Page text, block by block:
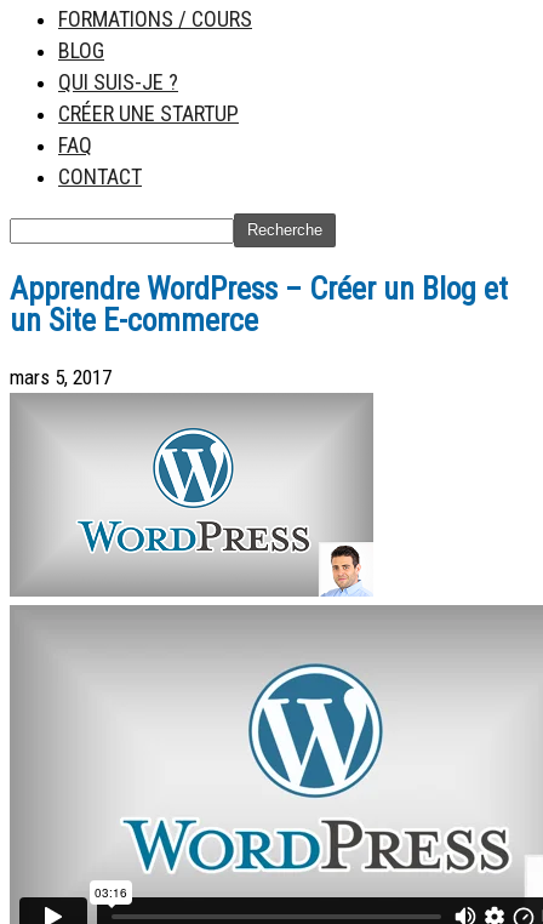
FORMATIONS / COURS
BLOG
QUI SUIS-JE ?
CRÉER UNE STARTUP
FAQ
CONTACT
Apprendre WordPress – Créer un Blog et
un Site E-commerce
mars 5, 2017